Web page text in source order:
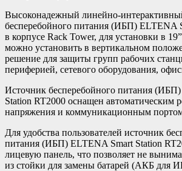
Высоконадежный линейно-
бесперебойного питания (ИБП) ELTENA
в корпусе Rack Tower, для установки в
можно установить в вертикальном
решение для защиты групп рабочих
периферией, сетевого оборудования,
Источник бесперебойного питания
Station RT2000 оснащен автоматическим
напряжения и коммуникационным
Для удобства пользователей источник
питания (ИБП) ELTENA Smart Station
лицевую панель, что позволяет не
из стойки для замены батарей (АКБ для